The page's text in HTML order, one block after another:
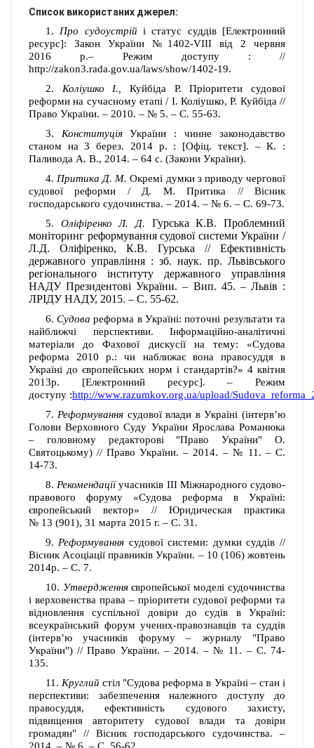
Список використаних джерел:
1. Про судоустрійі статус суддів [Електронний
ресурс]: Закон України №1402-VІІІ від 2 червня
2016 р.– Режим доступу : //
http://zakon3.rada.gov.ua/laws/show/1402-19.
2. Коліушко І., Куйбіда Р. Пріоритети судової
реформи на сучасному етапі / І. Коліушко, Р. Куйбіда //
Право України. – 2010. – № 5. – С. 55-63.
3. КонституціяУкраїни : чинне законодавство
станом на 3 берез. 2014 р. : [Офіц. текст]. – К. :
Паливода А. В., 2014. – 64 с. (Закони України).
4. Притика Д. М. Окремі думки з приводу чергової
судової реформи / Д. М. Притика // Вісник
господарського судочинства. – 2014. – № 6. – С. 69-73.
5. Оліфіренко Л. Д.
Гурська К.В. Проблемний
моніторинг реформування судової системи України /
Л.Д. Оліфіренко, К.В. Гурська // Ефективність
державного управління : зб. наук. пр. Львівського
регіонального інституту державного управління
НАДУ Президентові України. – Вип. 45. – Львів :
ЛРІДУ НАДУ, 2015. – С. 55-62.
6.Судова реформа в Україні: поточні результати та
найближчі перспективи. Інформаційно-аналітичні
матеріали до Фахової дискусії на тему: «Судова
реформа 2010 р.: чи наближає вона правосуддя в
Україні до європейських норм і стандартів?» 4 квітня
2013р. [Електронний ресурс]. – Режим
доступу :http://www.razumkov.org.ua/upload/
7. Реформування судової влади в Україні (інтерв’ю
Голови Верховного Суду України Ярослава Романюка
– головному редакторові "Право України" О.
Святоцькому) // Право України. – 2014. – № 11. – С.
14-73.
8. Рекомендаціїучасників III Міжнародного судово-
правового форуму «Судова реформа в Україні:
європейський вектор» // Юридическая практика
№ 13 (901), 31 марта 2015 г. – С. 31.
9. Реформування судової системи: думки суддів //
Вісник Асоціації правників України. – 10 (106) жовтень
2014р. – С. 7.
10. Утвердженняєвропейської моделі судочинства
і верховенства права – пріоритети судової реформи та
відновлення суспільної довіри до судів в Україні:
всеукраїнський форум учених-правознавців та суддів
(інтерв’ю учасників форуму – журналу "Право
України") // Право України. – 2014. – № 11. – С. 74-
135.
11. Круглийстіл "Судова реформа в Україні – стан і
перспективи: забезпечення належного доступу до
правосуддя, ефективність судового захисту,
підвищення авторитету судової влади та довіри
громадян" // Вісник господарського судочинства. –